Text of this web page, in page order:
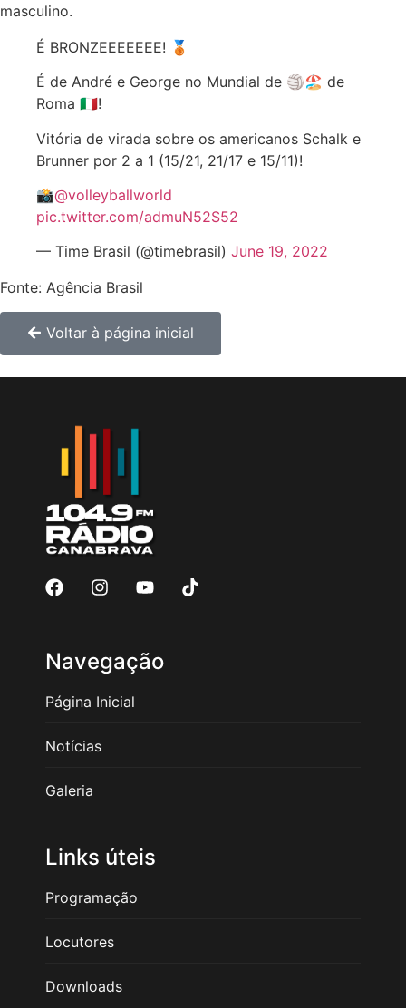
masculino.
É BRONZEEEEEEE! 🥉
É de André e George no Mundial de 🏐🏖️ de
Roma 🇮🇹!
Vitória de virada sobre os americanos Schalk e
Brunner por 2 a 1 (15/21, 21/17 e 15/11)!
📸@volleyballworld
pic.twitter.com/admuN52S52
— Time Brasil (@timebrasil) June 19, 2022
Fonte: Agência Brasil
Voltar à página inicial
Navegação
Página Inicial
Notícias
Galeria
Links úteis
Programação
Locutores
Downloads